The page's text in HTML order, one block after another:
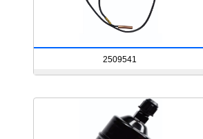
2509541